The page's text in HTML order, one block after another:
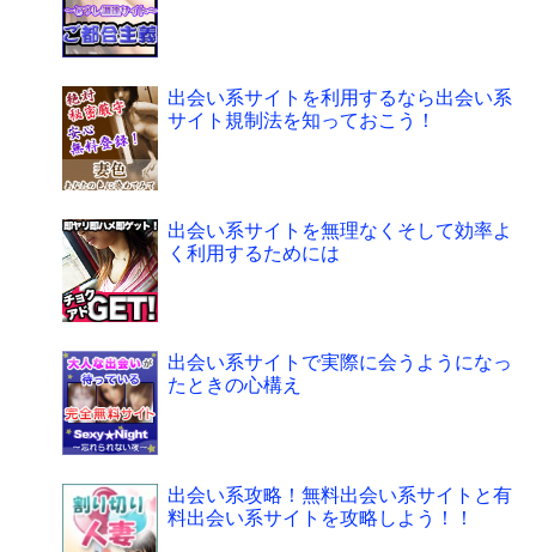
出会い系サイトを利用するなら出会い系
サイト規制法を知っておこう！
出会い系サイトを無理なくそして効率よ
く利用するためには
出会い系サイトで実際に会うようになっ
たときの心構え
出会い系攻略！無料出会い系サイトと有
料出会い系サイトを攻略しよう！！